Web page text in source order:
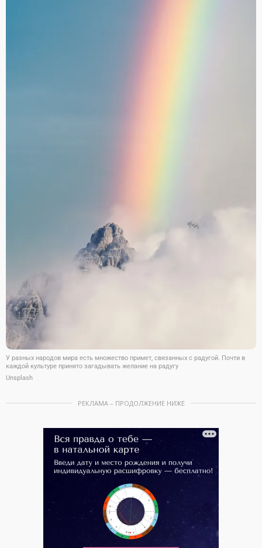
У разных народов мира есть множество примет, связанных с радугой. Почти в
каждой культуре принято загадывать желание на радугу
Unsplash
РЕКЛАМА – ПРОДОЛЖЕНИЕ НИЖЕ